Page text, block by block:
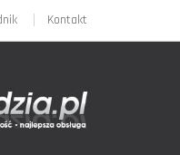
Kontakt